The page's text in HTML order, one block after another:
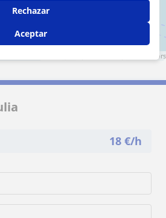
contributors
18 €/h
Rechazar
Aceptar